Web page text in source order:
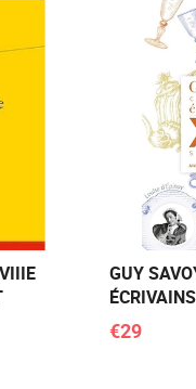
GUY
€29